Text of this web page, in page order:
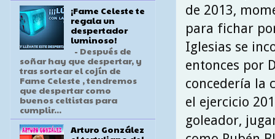
de 2013,
para fichar
Iglesias se
entonces por
concedería la
el ejercicio
goleador,
¡Fame Celeste te
regala un
despertador
luminoso!
- Después de
soñar hay que despertar, y
tras sortear el cojín de
Fame Celeste , tendremos
que despertar como
buenos celtistas para
cumplir...
Arturo González